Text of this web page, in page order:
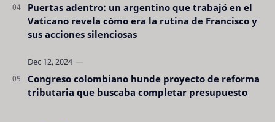
Puertas adentro: un argentino que trabajó en el
Vaticano revela cómo era la rutina de Francisco y
sus acciones silenciosas
Congreso colombiano hunde proyecto de reforma
tributaria que buscaba completar presupuesto